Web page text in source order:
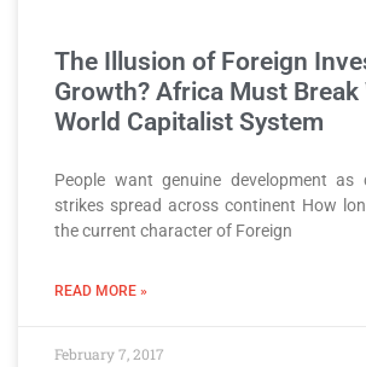
The Illusion of Foreign
Growth? Africa Must Break
World Capitalist System
People want genuine development as
strikes spread across continent How
the current character of Foreign
READ MORE »
February 7, 2017